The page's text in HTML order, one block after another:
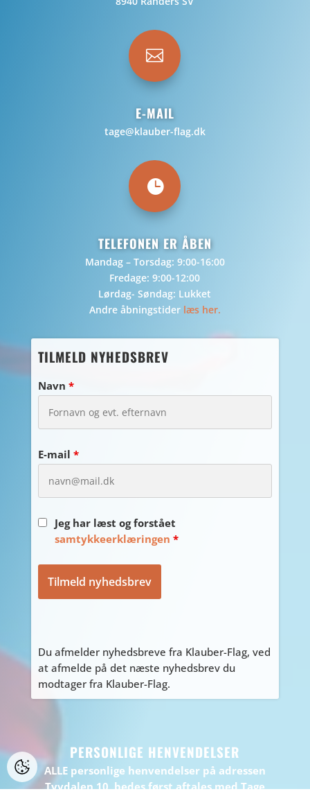

E-MAIL
tage@klauber-flag.dk

TELEFONEN ER ÅBEN
Mandag – Torsdag: 9:00-16:00
Fredage: 9:00-12:00
Lørdag- Søndag: Lukket
Andre åbningstider læs her.
TILMELD NYHEDSBREV
Navn *
E-mail *
Jeg har læst og forstået
samtykkeerklæringen *
Du afmelder nyhedsbreve fra Klauber-Flag, ved
at afmelde på det næste nyhedsbrev du
modtager fra Klauber-Flag.
PERSONLIGE HENVENDELSER
ALLE personlige henvendelser på adressen
Tyvdalen 10, bedes først aftales med Tage